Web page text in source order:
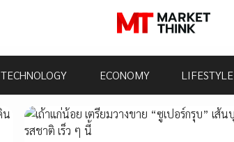
TECHNOLOGY ECONOMY LIFESTYLE